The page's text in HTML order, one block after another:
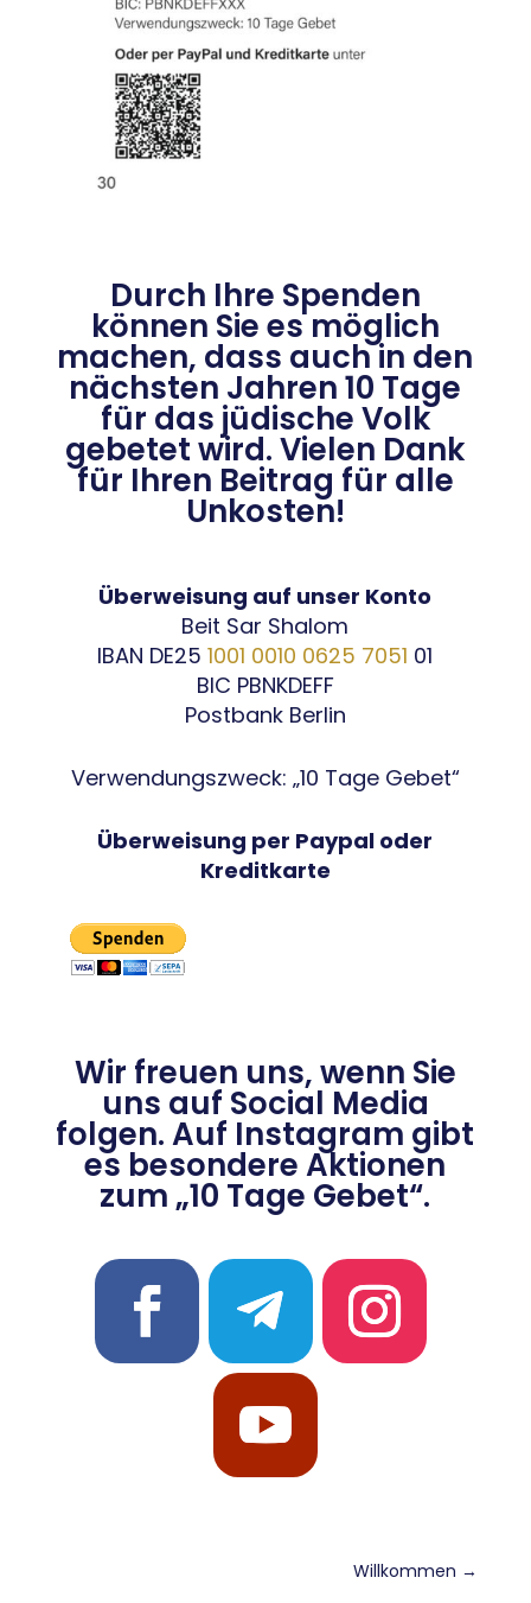
Durch Ihre Spenden
können Sie es möglich
machen, dass auch in den
nächsten Jahren 10 Tage
für das jüdische Volk
gebetet wird. Vielen Dank
für Ihren Beitrag für alle
Unkosten!
Überweisung auf unser Konto
Beit Sar Shalom
IBAN DE251001 0010 0625 7051 01
BIC PBNKDEFF
Postbank Berlin
Verwendungszweck: „10 Tage Gebet“
Überweisung per Paypal oder
Kreditkarte
Wir freuen uns, wenn Sie
uns auf Social Media
folgen. Auf Instagram gibt
es besondere Aktionen
zum „10 Tage Gebet“.
Willkommen →